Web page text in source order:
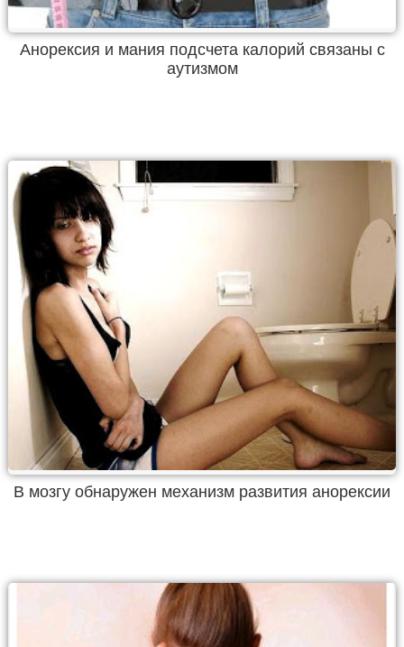
Анорексия и мания подсчета калорий связаны с
аутизмом
В мозгу обнаружен механизм развития анорексии